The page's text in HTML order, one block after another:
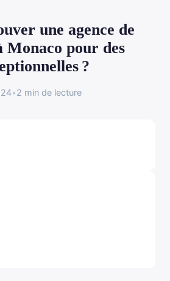
une agence de
Monaco pour des
?
•2 min de lecture